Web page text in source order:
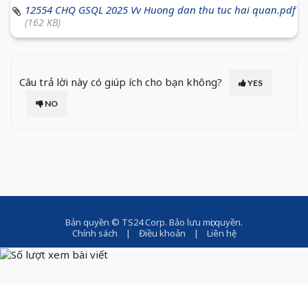
12554 CHQ GSQL 2025 Vv Huong dan thu tuc hai quan.pdf
(162 KB)
Câu trả lời này có giúp ích cho bạn không?
YES
NO
Bản quyền © TS24 Corp. Bảo lưu mọi quyền.
Chính sách | Điều khoản | Liên hệ